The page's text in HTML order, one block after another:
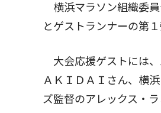
横浜マラソン組織委員
とゲストランナーの第１
大会応援ゲストには、
ＡＫＩＤＡＩさん、横
ズ監督のアレックス・